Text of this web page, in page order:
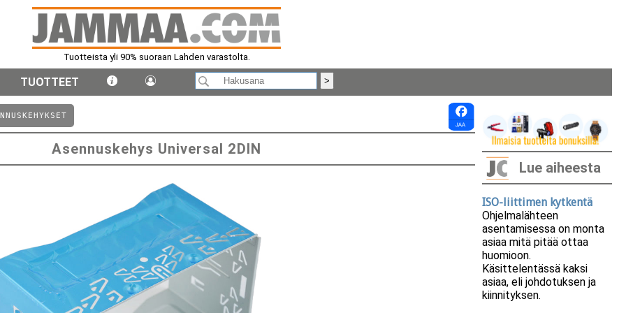
Tuotteista yli 90% suoraan Lahden varastolta.
TUOTTEET
Asennuskehys Universal 2DIN
Lue aiheesta
ISO-liittimen kytkentä
Ohjelmalähteen
asentamisessa on monta
asiaa mitä pitää ottaa
huomioon.
Käsittelentässä kaksi
asiaa, eli johdotuksen ja
kiinnityksen.